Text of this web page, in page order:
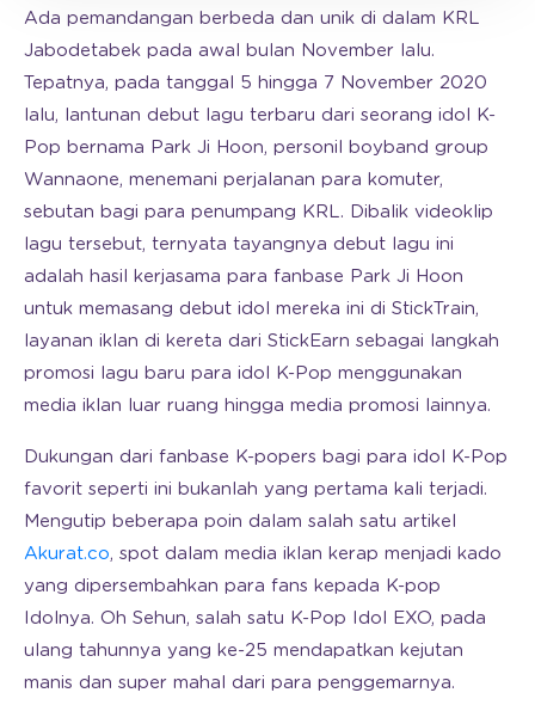
Ada pemandangan berbeda dan unik di dalam KRL
Jabodetabek pada awal bulan November lalu.
Tepatnya, pada tanggal 5 hingga 7 November 2020
lalu, lantunan debut lagu terbaru dari seorang idol K-
Pop bernama Park Ji Hoon, personil boyband group
Wannaone, menemani perjalanan para komuter,
sebutan bagi para penumpang KRL. Dibalik videoklip
lagu tersebut, ternyata tayangnya debut lagu ini
adalah hasil kerjasama para fanbase Park Ji Hoon
untuk memasang debut idol mereka ini di StickTrain,
layanan iklan di kereta dari StickEarn sebagai langkah
promosi lagu baru para idol K-Pop menggunakan
media iklan luar ruang hingga media promosi lainnya.
Dukungan dari fanbase K-popers bagi para idol K-Pop
favorit seperti ini bukanlah yang pertama kali terjadi.
Mengutip beberapa poin dalam salah satu artikel
Akurat.co, spot dalam media iklan kerap menjadi kado
yang dipersembahkan para fans kepada K-pop
Idolnya. Oh Sehun, salah satu K-Pop Idol EXO, pada
ulang tahunnya yang ke-25 mendapatkan kejutan
manis dan super mahal dari para penggemarnya.